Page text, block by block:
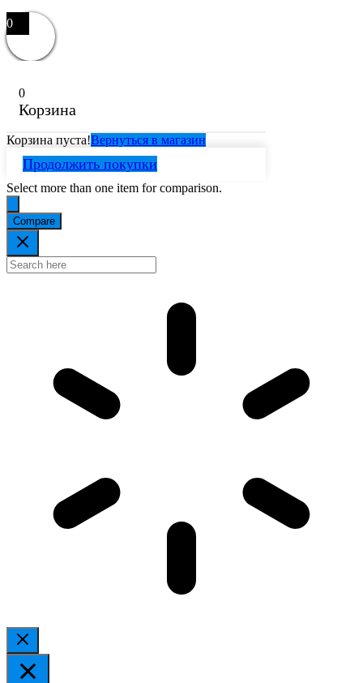
0
0
Корзина
Корзина пуста!Вернуться в магазин
Продолжить покупки
Select more than one item for comparison.
Compare